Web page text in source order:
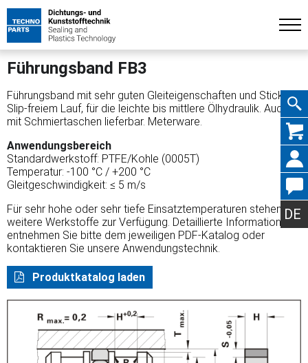
DE
Führungsband FB3
Führungsband mit sehr guten Gleiteigenschaften und Stick-
Slip-freiem Lauf, für die leichte bis mittlere Ölhydraulik. Auch
mit Schmiertaschen lieferbar. Meterware.
Anwendungsbereich
Standardwerkstoff: PTFE/Kohle (0005T)
Temperatur: -100 °C / +200 °C
Gleitgeschwindigkeit: ≤ 5 m/s
Für sehr hohe oder sehr tiefe Einsatztemperaturen stehen
weitere Werkstoffe zur Verfügung. Detaillierte Informationen
entnehmen Sie bitte dem jeweiligen PDF-Katalog oder
kontaktieren Sie unsere Anwendungstechnik.
Produktkatalog laden